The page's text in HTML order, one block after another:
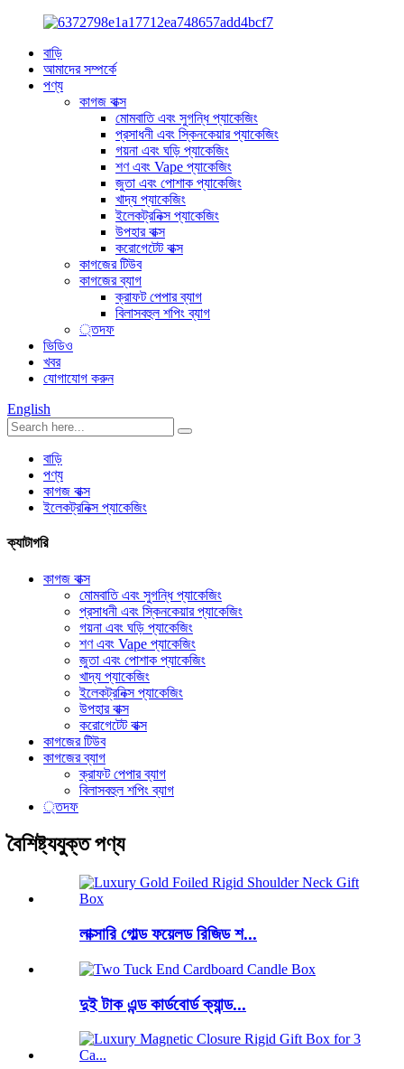
বাড়ি
আমাদের সম্পর্কে
পণ্য
কাগজ বাক্স
মোমবাতি এবং সুগন্ধি প্যাকেজিং
প্রসাধনী এবং স্কিনকেয়ার প্যাকেজিং
গয়না এবং ঘড়ি প্যাকেজিং
শণ এবং Vape প্যাকেজিং
জুতা এবং পোশাক প্যাকেজিং
খাদ্য প্যাকেজিং
ইলেকট্রনিক্স প্যাকেজিং
উপহার বাক্স
করোগেটেট বাক্স
কাগজের টিউব
কাগজের ব্যাগ
ক্রাফট পেপার ব্যাগ
বিলাসবহুল শপিং ব্যাগ
্তদফ
ভিডিও
খবর
যোগাযোগ করুন
English
বাড়ি
পণ্য
কাগজ বাক্স
ইলেকট্রনিক্স প্যাকেজিং
ক্যাটাগরি
কাগজ বাক্স
মোমবাতি এবং সুগন্ধি প্যাকেজিং
প্রসাধনী এবং স্কিনকেয়ার প্যাকেজিং
গয়না এবং ঘড়ি প্যাকেজিং
শণ এবং Vape প্যাকেজিং
জুতা এবং পোশাক প্যাকেজিং
খাদ্য প্যাকেজিং
ইলেকট্রনিক্স প্যাকেজিং
উপহার বাক্স
করোগেটেট বাক্স
কাগজের টিউব
কাগজের ব্যাগ
ক্রাফট পেপার ব্যাগ
বিলাসবহুল শপিং ব্যাগ
্তদফ
বৈশিষ্ট্যযুক্ত পণ্য
লাক্সারি গোল্ড ফয়েলড রিজিড শ...
দুই টাক এন্ড কার্ডবোর্ড ক্যান্ড...